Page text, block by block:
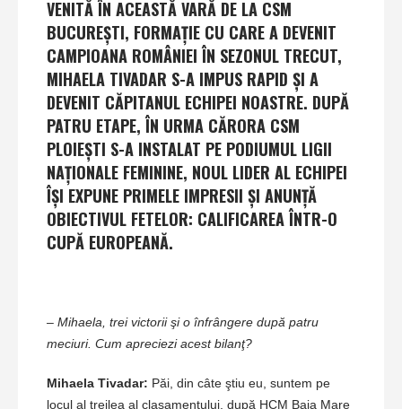
VENITĂ ÎN ACEASTĂ VARĂ DE LA CSM
BUCUREŞTI, FORMAŢIE CU CARE A DEVENIT
CAMPIOANA ROMÂNIEI ÎN SEZONUL TRECUT,
MIHAELA TIVADAR S-A IMPUS RAPID ŞI A
DEVENIT CĂPITANUL ECHIPEI NOASTRE. DUPĂ
PATRU ETAPE, ÎN URMA CĂRORA CSM
PLOIEŞTI S-A INSTALAT PE PODIUMUL LIGII
NAŢIONALE FEMININE, NOUL LIDER AL ECHIPEI
ÎŞI EXPUNE PRIMELE IMPRESII ŞI ANUNŢĂ
OBIECTIVUL FETELOR: CALIFICAREA ÎNTR-O
CUPĂ EUROPEANĂ.
– Mihaela, trei victorii şi o înfrângere după patru
meciuri. Cum apreciezi acest bilanţ?
Mihaela Tivadar: Păi, din câte ştiu eu, suntem pe
locul al treilea al clasamentului, după HCM Baia Mare